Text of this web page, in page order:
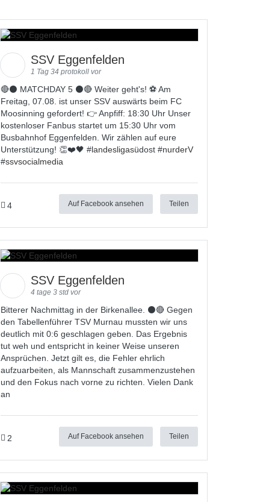
SSV Eggenfelden
1 Tag 34 protokoll vor
🔴⚫️ MATCHDAY 5 ⚫️🔴 Weiter geht's! ⚽ Am
Freitag, 07.08. ist unser SSV auswärts beim FC
Moosinning gefordert! 👉 Anpfiff: 18:30 Uhr Unser
kostenloser Fanbus startet um 15:30 Uhr vom
Busbahnhof Eggenfelden. Wir zählen auf eure
Unterstützung! 👏❤️🖤 #landesligasüdost #nurderV
#ssvsocialmedia
4 Auf Facebook ansehen Teilen
SSV Eggenfelden
4 tage 3 std vor
Bitterer Nachmittag in der Birkenallee. ⚫🔴 Gegen
den Tabellenführer TSV Murnau mussten wir uns
deutlich mit 0:6 geschlagen geben. Das Ergebnis
tut weh und entspricht in keiner Weise unseren
Ansprüchen. Jetzt gilt es, die Fehler ehrlich
aufzuarbeiten, als Mannschaft zusammenzustehen
und den Fokus nach vorne zu richten. Vielen Dank
an
2 Auf Facebook ansehen Teilen